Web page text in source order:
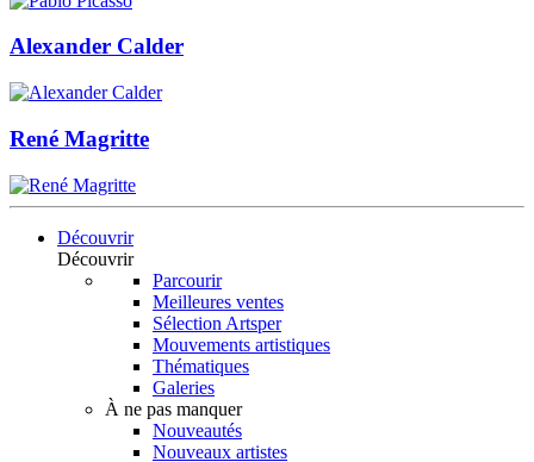
Alexander Calder
René Magritte
Découvrir
Découvrir
Parcourir
Meilleures ventes
Sélection Artsper
Mouvements artistiques
Thématiques
Galeries
À ne pas manquer
Nouveautés
Nouveaux artistes